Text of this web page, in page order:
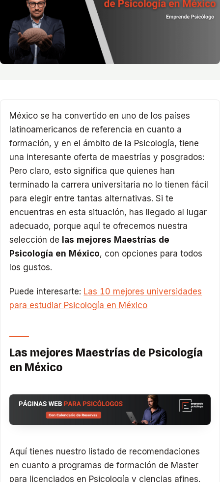
México se ha convertido en uno de los países
latinoamericanos de referencia en cuanto a
formación, y en el ámbito de la Psicología, tiene
una interesante oferta de maestrías y posgrados:
Pero claro, esto significa que quienes han
terminado la carrera universitaria no lo tienen fácil
para elegir entre tantas alternativas. Si te
encuentras en esta situación, has llegado al lugar
adecuado, porque aquí te ofrecemos nuestra
selección de las mejores Maestrías de
Psicología en México, con opciones para todos
los gustos.
Puede interesarte: Las 10 mejores universidades
para estudiar Psicología en México
Las mejores Maestrías de Psicología
en México
Aquí tienes nuestro listado de recomendaciones
en cuanto a programas de formación de Master
para licenciados en Psicología y ciencias afines.